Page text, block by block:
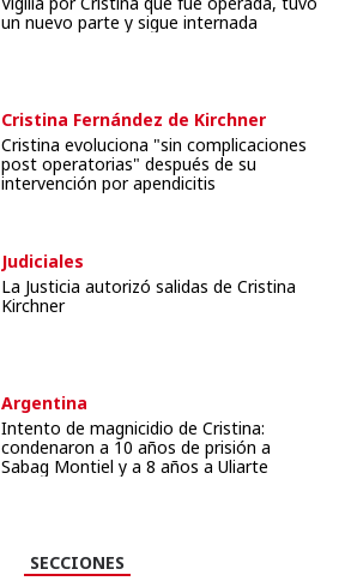
un nuevo parte y sigue internada
Cristina Fernández de Kirchner
Cristina evoluciona "sin complicaciones
post operatorias" después de su
intervención por apendicitis
Judiciales
La Justicia autorizó salidas de Cristina
Kirchner
Argentina
Intento de magnicidio de Cristina:
condenaron a 10 años de prisión a
Sabag Montiel y a 8 años a Uliarte
SECCIONES